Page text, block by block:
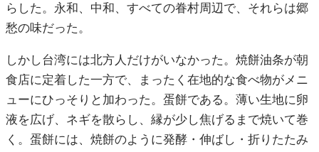
らした。永和、中和、すべての眷村周辺で、それらは郷
愁の味だった。
しかし台湾には北方人だけがいなかった。焼餅油条が朝
食店に定着した一方で、まったく在地的な食べ物がメニ
ューにひっそりと加わった。蛋餅である。薄い生地に卵
液を広げ、ネギを散らし、縁が少し焦げるまで焼いて巻
く。蛋餅には、焼餅のように発酵・伸ばし・折りたたみ